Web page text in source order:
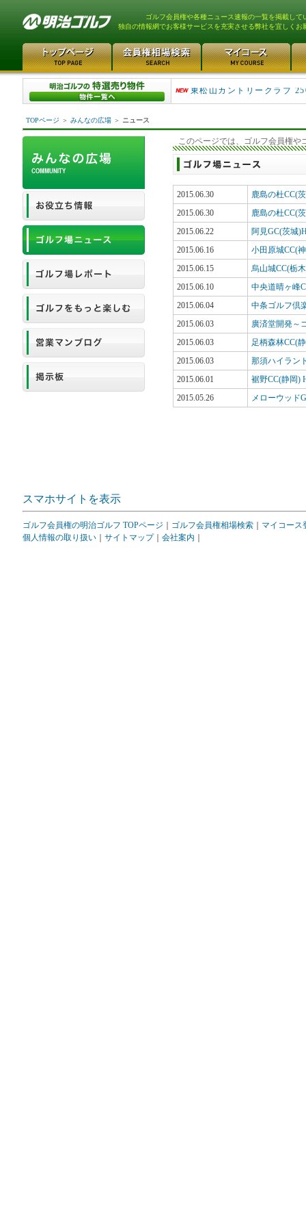
ゴルフ会員権や各種ニュース速報の一覧を掲載して
独自の情報網でお客様サービスを充実させる弊社を宜しくお
平塚富士見カントリーク
東松山カントリークラブ
TOPページ ＞ みんなの広場 ＞ ニュース
このページでは、ゴルフ会員権や
2015.06.30
鹿島の杜CC(
2015.06.30
鹿島の杜CC(
2015.06.22
阿見GC(茨城
2015.06.16
小田原城CC(
2015.06.15
烏山城CC(栃
2015.06.10
中央道晴ヶ峰
2015.06.04
中条ゴルフ倶
2015.06.03
廣済堂開発～
2015.06.03
足柄森林CC(
2015.06.03
那須ハイラン
2015.06.01
裾野CC(静岡)
2015.05.26
メローウッド
スマホサイトを表示
ゴルフ会員権の明治ゴルフ TOPページ ゴルフ会員権相場検索
マイコース
個人情報の取り扱い
サイトマップ｜ 会社案内